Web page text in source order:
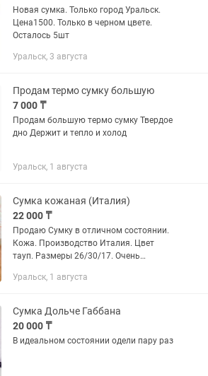
Новая сумка. Только город Уральск.
Цена1500. Только в черном цвете.
Осталось 5шт
Уральск, 3 августа
Продам термо сумку большую
7 000 ₸
Продам большую термо сумку Твердое
дно Держит и тепло и холод
Уральск, 1 августа
Сумка кожаная (Италия)
22 000 ₸
Продаю Сумку в отличном состоянии.
Кожа. Производство Италия. Цвет
тауп. Размеры 26/30/17. Очень
плечевой ремень.
Уральск, 1 августа
Сумка Дольче Габбана
20 000 ₸
В идеальном состоянии одели пару раз